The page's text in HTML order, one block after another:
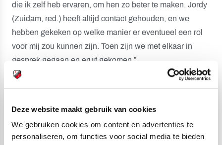
Deze website maakt gebruik van cookies
We gebruiken cookies om content en advertenties te
personaliseren, om functies voor social media te bieden
die ik zelf heb ervaren, om hen zo beter te maken. Jordy
(Zuidam, red.) heeft altijd contact gehouden, en we
hebben gekeken op welke manier er eventueel een rol
voor mij zou kunnen zijn. Toen zijn we met elkaar in
gesprek gegaan en eruit gekomen.”